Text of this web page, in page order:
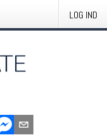
LOG IND